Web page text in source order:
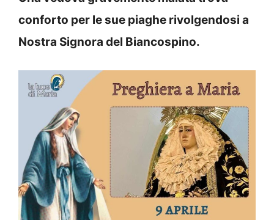
conforto per le sue piaghe rivolgendosi a
Nostra Signora del Biancospino.